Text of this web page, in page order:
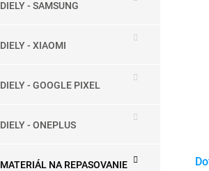
DIELY - SAMSUNG
DIELY - XIAOMI
DIELY - GOOGLE PIXEL
DIELY - ONEPLUS
MATERIÁL NA REPASOVANIE